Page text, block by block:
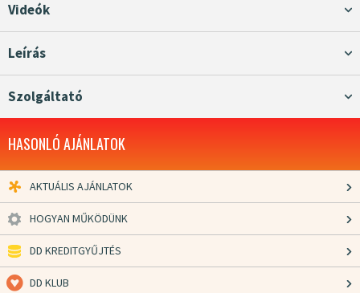
Videók
Leírás
Szolgáltató
HASONLÓ AJÁNLATOK
AKTUÁLIS AJÁNLATOK
HOGYAN MŰKÖDÜNK
DD KREDITGYŰJTÉS
DD KLUB